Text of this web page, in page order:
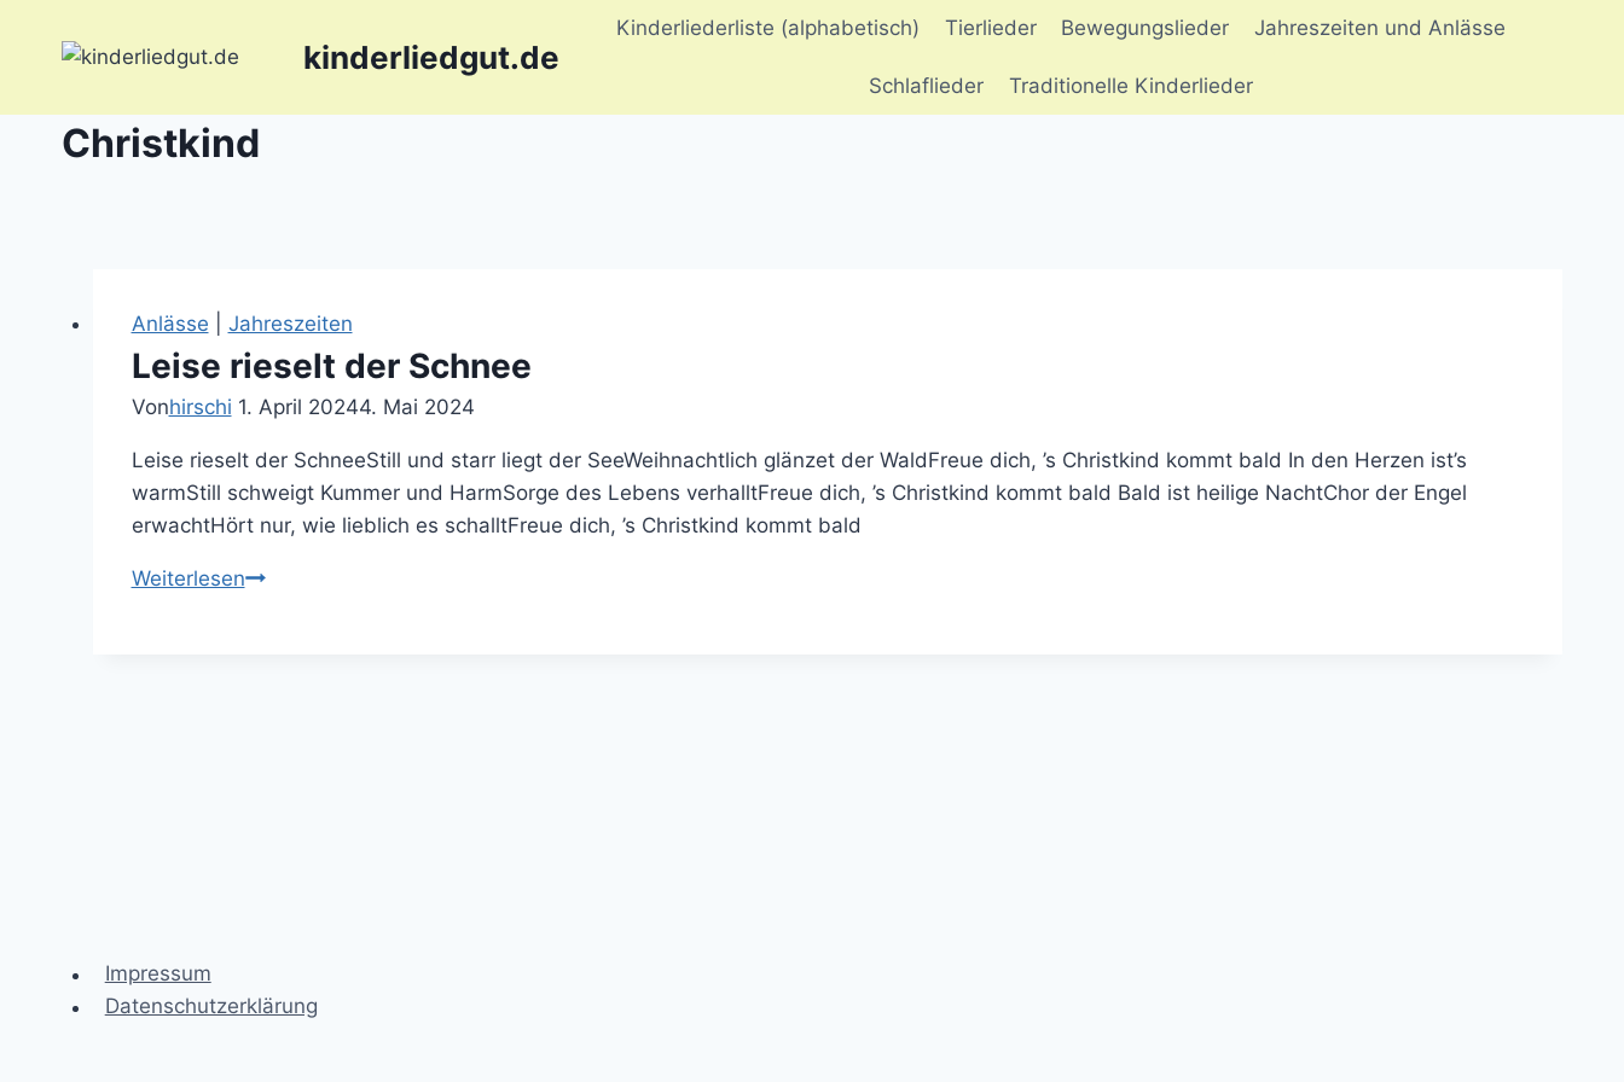
kinderliedgut.de
Kinderliederliste (alphabetisch) Tierlieder Bewegungslieder Jahreszeiten und Anlässe
Schlaflieder Traditionelle Kinderlieder
Christkind
Anlässe Jahreszeiten
Leise rieselt der Schnee
Vonhirschi 1. April 20244. Mai 2024
Leise rieselt der SchneeStill und starr liegt der SeeWeihnachtlich glänzet der WaldFreue dich, ’s Christkind kommt bald In den Herzen ist’s
warmStill schweigt Kummer und HarmSorge des Lebens verhalltFreue dich, ’s Christkind kommt bald Bald ist heilige NachtChor der Engel
erwachtHört nur, wie lieblich es schalltFreue dich, ’s Christkind kommt bald
WeiterlesenLeise
Impressum
Datenschutzerklärung